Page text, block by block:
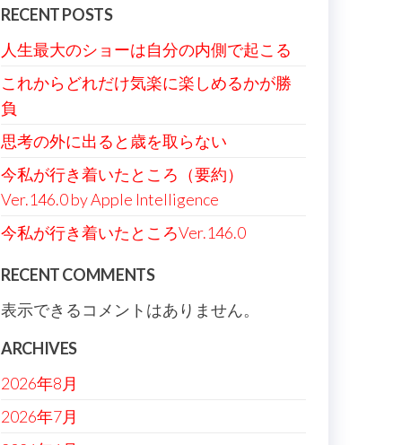
RECENT POSTS
人生最大のショーは自分の内側で起こる
これからどれだけ気楽に楽しめるかが勝
負
思考の外に出ると歳を取らない
今私が行き着いたところ（要約）
Ver.146.0 by Apple Intelligence
今私が行き着いたところVer.146.0
RECENT COMMENTS
表示できるコメントはありません。
ARCHIVES
2026年8月
2026年7月